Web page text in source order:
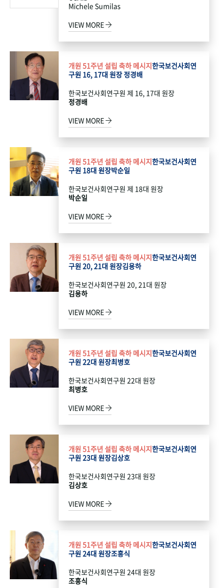
Michele Sumilas
VIEW MORE
개원 51주년 설립 축하 메시지한국보건사회연
구원 16, 17대 원장 정경배
한국보건사회연구원 제 16, 17대 원장
정경배
VIEW MORE
개원 51주년 설립 축하 메시지한국보건사회연
구원 18대 원장박순일
한국보건사회연구원 제 18대 원장
박순일
VIEW MORE
개원 51주년 설립 축하 메시지한국보건사회연
구원 20, 21대 원장김용하
한국보건사회연구원 20, 21대 원장
김용하
VIEW MORE
개원 51주년 설립 축하 메시지한국보건사회연
구원 22대 원장최병호
한국보건사회연구원 22대 원장
최병호
VIEW MORE
개원 51주년 설립 축하 메시지한국보건사회연
구원 23대 원장김상호
한국보건사회연구원 23대 원장
김상호
VIEW MORE
개원 51주년 설립 축하 메시지한국보건사회연
구원 24대 원장조흥식
한국보건사회연구원 24대 원장
조흥식